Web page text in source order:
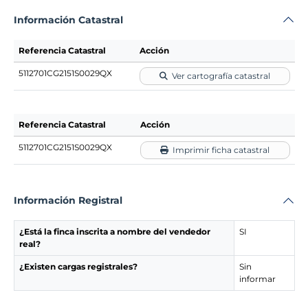
Información Catastral
Referencia Catastral Acción
5112701CG2151S0029QX Ver cartografía catastral
Referencia Catastral Acción
5112701CG2151S0029QX Imprimir ficha catastral
Información Registral
¿Está la finca inscrita a nombre del vendedor
real?
SI
¿Existen cargas registrales?
Sin
informar